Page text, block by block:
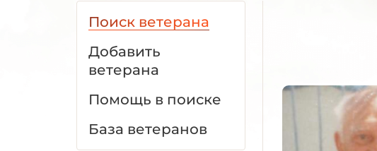
Поиск ветерана
Добавить
ветерана
Помощь в поиске
База ветеранов